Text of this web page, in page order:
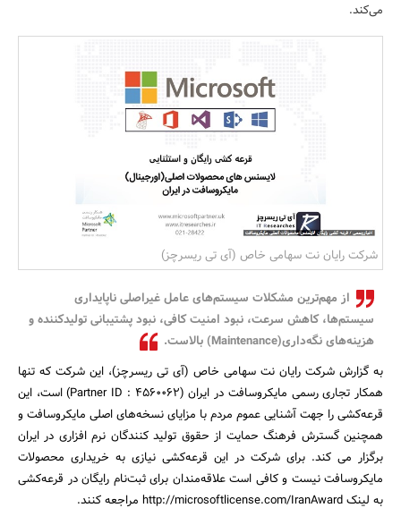
می‌کند.
شرکت رایان نت سهامی خاص (آی تی ریسرچز)
از مهم‌ترین مشکلات سیستم‌های عامل غیراصلی ناپایداری
سیستم‌ها، کاهش سرعت، نبود امنیت کافی، نبود پشتیبانی تولید‌کننده و
هزینه‌های نگه‌داری(Maintenance) بالاست.
به گزارش شرکت رایان نت سهامی خاص (آی تی ریسرچز)، این شرکت که تنها
همکار تجاری رسمی مایکروسافت در ایران (Partner ID : 4560062) است، این
قرعه‌کشی را جهت آشنایی عموم مردم با مزایای نسخه‌های اصلی مایکروسافت و
همچنین گسترش فرهنگ حمایت از حقوق تولید کنندگان نرم افزاری در ایران
برگزار می کند. برای شرکت در این قرعه‌کشی نیازی به خریداری محصولات
مایکروسافت نیست و کافی است علاقه‌مندان برای ثبت‌نام رایگان در قرعه‌کشی
به لینک http://microsoftlicense.com/IranAward مراجعه کنند.